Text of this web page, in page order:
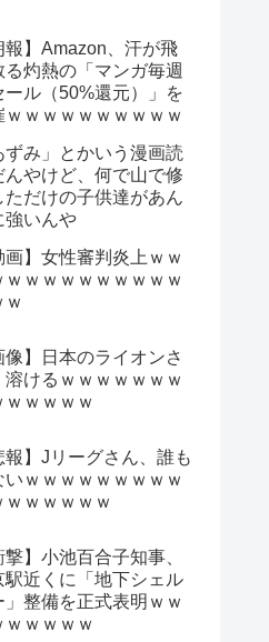
報】Amazon、汗が飛
る灼熱の「マンガ毎週
ール（50%還元）」を
ｗｗｗｗｗｗｗｗｗｗ
ずみ」とかいう漫画読
んやけど、何で山で修
ただけの子供達があん
強いんや
画】女性審判炎上ｗｗ
ｗｗｗｗｗｗｗｗｗｗ
ｗ
像】日本のライオンさ
溶けるｗｗｗｗｗｗｗ
ｗｗｗｗｗ
報】Jリーグさん、誰も
いｗｗｗｗｗｗｗｗｗ
ｗｗｗｗｗｗ
撃】小池百合子知事、
駅近くに「地下シェル
」整備を正式表明ｗｗ
ｗｗｗｗｗ